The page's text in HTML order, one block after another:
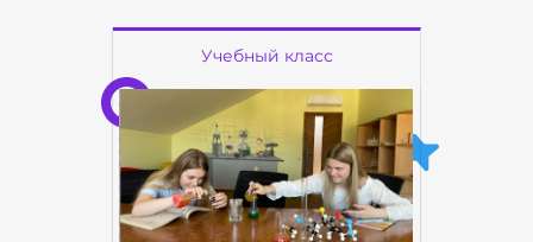
Учебный класс